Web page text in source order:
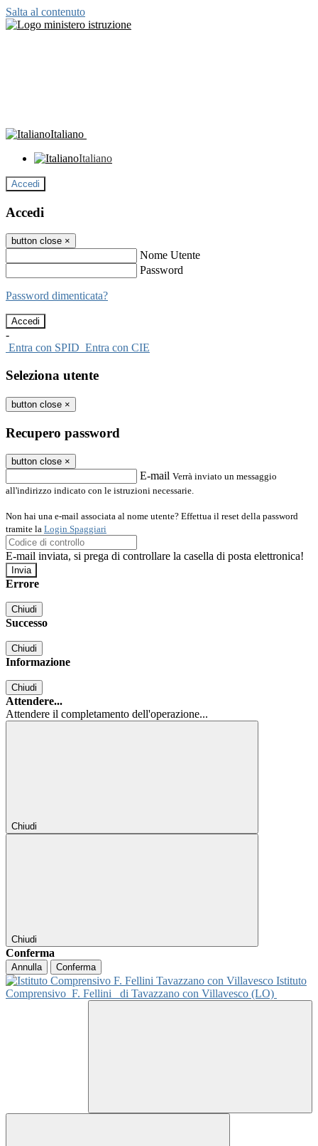
Salta al contenuto
Italiano
Italiano
Accedi
Accedi
button close ×
Nome Utente
Password
Password dimenticata?
-
Entra con SPID Entra con CIE
Seleziona utente
button close ×
Recupero password
button close ×
E-mail Verrà inviato un messaggio
all'indirizzo indicato con le istruzioni necessarie.
Non hai una e-mail associata al nome utente? Effettua il reset della password
tramite la Login Spaggiari
E-mail inviata, si prega di controllare la casella di posta elettronica!
Errore
Chiudi
Successo
Chiudi
Informazione
Chiudi
Attendere...
Attendere il completamento dell'operazione...
Chiudi
Chiudi
Conferma
Annulla Conferma
Istituto
Comprensivo F. Fellini di Tavazzano con Villavesco (LO)